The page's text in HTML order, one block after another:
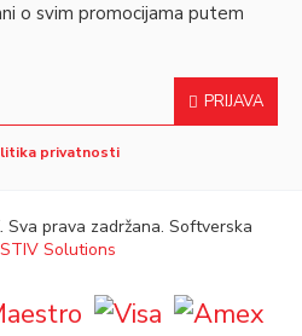
o svim promocijama putem
PRIJAVA
privatnosti
Sva prava zadržana. Softverska
STIV Solutions